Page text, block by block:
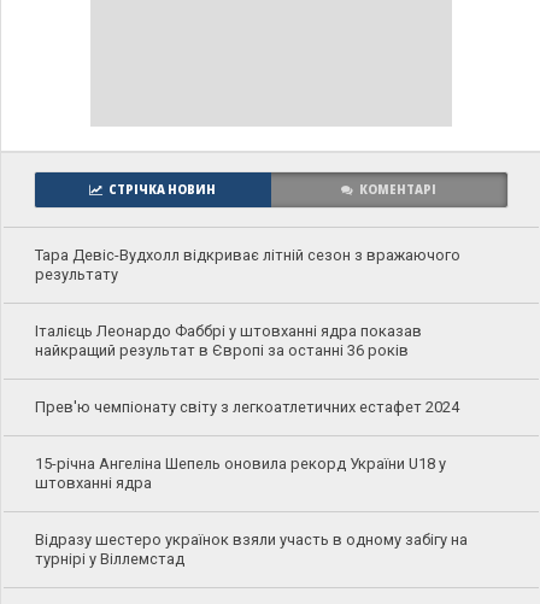
СТРІЧКА НОВИН КОМЕНТАРІ
Тара Девіс-Вудхолл відкриває літній сезон з вражаючого
результату
Італієць Леонардо Фаббрі у штовханні ядра показав
найкращий результат в Європі за останні 36 років
Прев'ю чемпіонату світу з легкоатлетичних естафет 2024
15-річна Ангеліна Шепель оновила рекорд України U18 у
штовханні ядра
Відразу шестеро українок взяли участь в одному забігу на
турнірі у Віллемстад